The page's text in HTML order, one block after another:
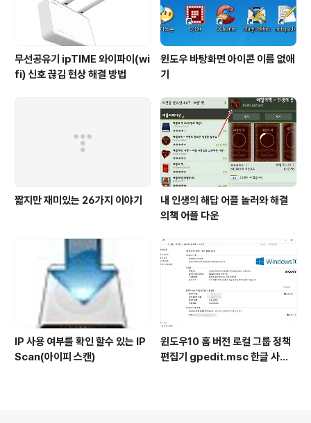
무선공유기 ipTIME 와이파이(wi
fi) 신호 끊김 현상 해결 방법
윈도우 바탕화면 아이콘 이름 없애
기
짧지만 재미있는 26가지 이야기
내 인생의 해답 어플 놀러와 해결
의책 어플 다운
IP 사용 여부를 확인 할수 있는 IP
Scan(아이피 스캔)
윈도우10 홈 버전 로컬 그룹 정책
편집기 gpedit.msc 한글 사용